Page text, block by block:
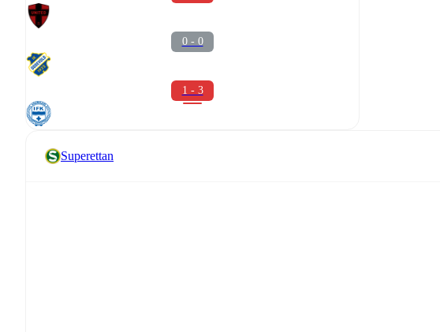
0 - 0
1 - 3
Superettan